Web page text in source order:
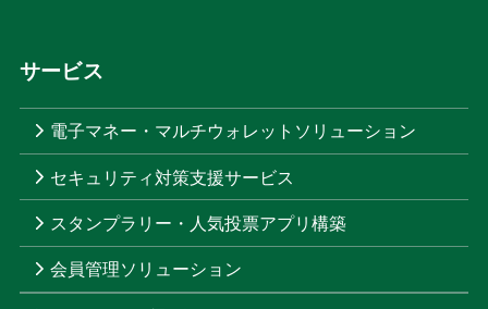
サービス
電子マネー・マルチウォレットソリューション
セキュリティ対策支援サービス
スタンプラリー・人気投票アプリ構築
会員管理ソリューション